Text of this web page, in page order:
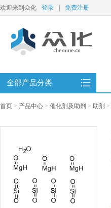
欢迎来到众化 登录 免费注册
全部产品分类
首页 > 产品中心 > 催化剂及助剂 > 助剂 >